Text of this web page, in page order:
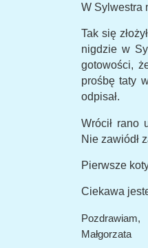
W Sylwestra
Tak się
nigdzie w
gotowości,
prośbę taty
odpisał.
Wrócił rano
Nie zawiódł
Pierwsze
Ciekawa
Pozdrawiam,
Małgorzata